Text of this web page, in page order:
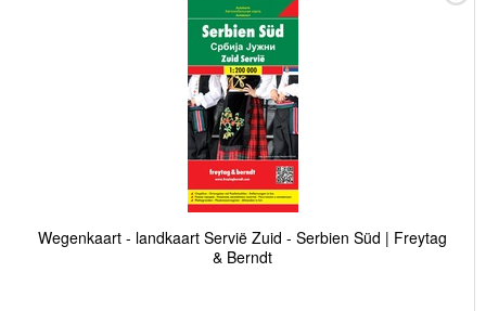
Wegenkaart - landkaart Servië Zuid - Serbien Süd | Freytag
& Berndt